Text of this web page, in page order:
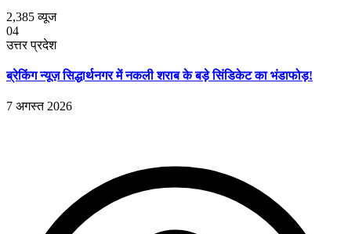
2,385व्यूज
04
उत्तर प्रदेश
ब्रेकिंग न्यूज़ सिद्धार्थनगर में नकली शराब के बड़े सिंडिकेट का भंडाफोड़!
7 अगस्त 2026